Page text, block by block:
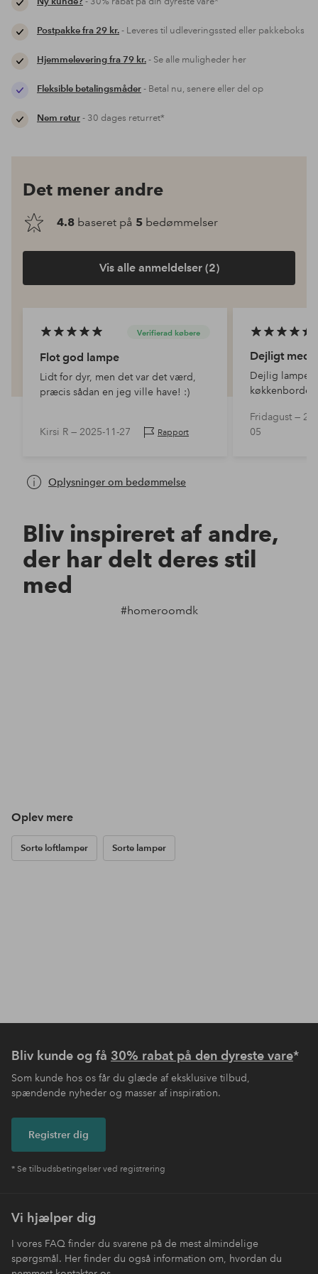
Postpakke fra 29 kr.- Leveres til udleveringssted eller pakkeboks
Hjemmelevering fra 79 kr.- Se alle muligheder her
Fleksible betalingsmåder- Betal nu, senere eller del op
Nem retur- 30 dages returret*
Det mener andre
4.8 baseret på 5 bedømmelser
Vis alle anmeldelser (2)
Verifierad købere
Flot god lampe
Lidt for dyr, men det var det værd,
præcis sådan en jeg ville have! :)
Kirsi R — 2025-11-27 Rapport
Dejligt med
Dejlig lampe,
Fridagust —
05
Oplysninger om bedømmelse
Bliv inspireret af andre,
der har delt deres stil
med
#homeroomdk
Oplev mere
Sorte loftlamper Sorte lamper
Bliv kunde og få 30% rabat på den dyreste vare*
Som kunde hos os får du glæde af eksklusive tilbud,
spændende nyheder og masser af inspiration.
Registrer dig
* Se tilbudsbetingelser ved registrering
Vi hjælper dig
I vores FAQ finder du svarene på de mest almindelige
spørgsmål. Her finder du også information om, hvordan du